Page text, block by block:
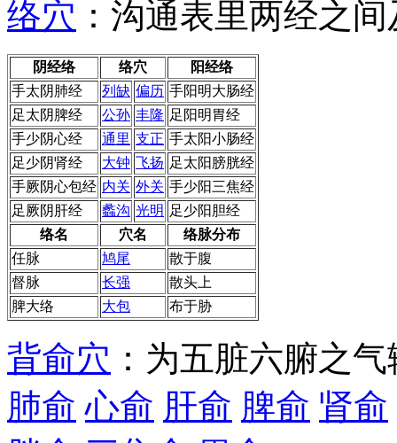
络穴 ：沟通表里两经之
阴经络 络穴
阳经络
手太阴肺经 列缺 偏历 手阳明大肠经
足太阴脾经 公孙 丰隆 足阳明 胃经
手少阴心经 通里 支正 手太阳小肠经
足少阴肾经 大钟 飞扬 足太阳膀胱经
手厥阴心包经 内关 外关 手少阳三焦经
足厥阴 肝经 蠡沟 光明 足少阳胆经
络名
穴名
络脉分布
任脉
鸠尾
散于腹
督脉
长强
散头上
脾大络
大包 布于胁
背俞穴 ：为五脏六腑之
肺俞 心俞 肝俞 脾俞 肾俞